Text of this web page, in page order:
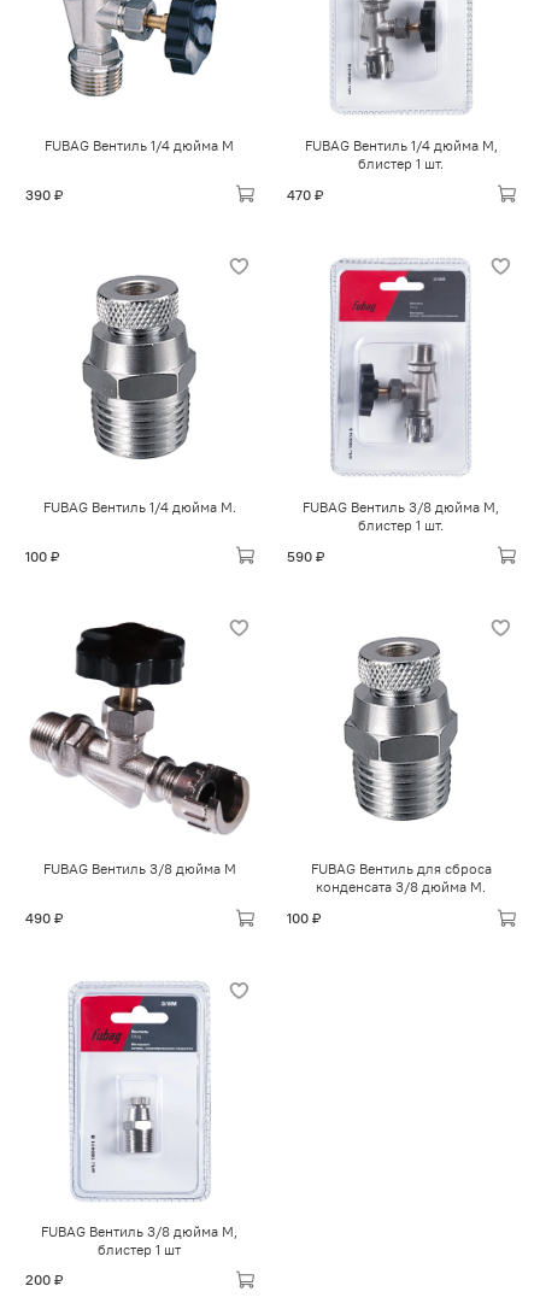
FUBAG Вентиль 1/4 дюйма М
390 ₽
FUBAG Вентиль 1/4 дюйма М,
блистер 1 шт.
470 ₽
FUBAG Вентиль 1/4 дюйма М.
100 ₽
FUBAG Вентиль 3/8 дюйма М,
блистер 1 шт.
590 ₽
FUBAG Вентиль 3/8 дюйма М
490 ₽
FUBAG Вентиль для сброса
конденсата 3/8 дюйма М.
100 ₽
FUBAG Вентиль 3/8 дюйма М,
блистер 1 шт
200 ₽